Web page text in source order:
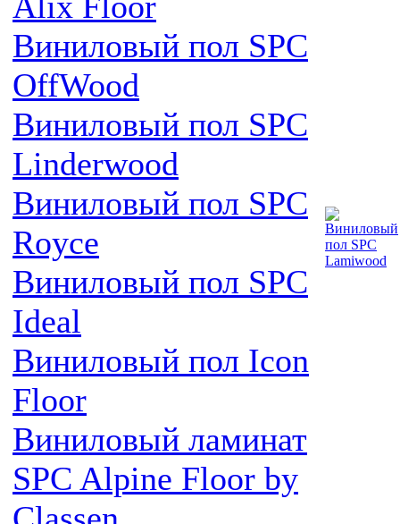
Виниловый пол SPC
OffWood
Виниловый пол SPC
Linderwood
Виниловый пол SPC
Royce
Виниловый пол SPC
Ideal
Виниловый пол Icon
Floor
Виниловый ламинат
SPC Alpine Floor by